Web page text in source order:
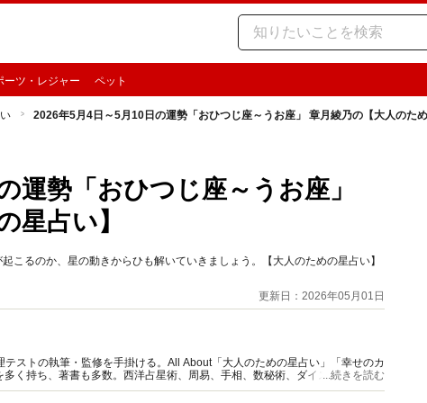
ーツ・レジャー ペット
2026年5月4日～5月10日の運勢「おひつじ座～うお座」 章月綾乃の【大人のため
運勢「おひつじ座～うお座」
星占い】
こるのか、星の動きからひも解いていきましょう。【大人のための星占い】
更新日：2026年05月01日
ストの執筆・監修を手掛ける。All About「大人のための星占い」「幸せのカ
く持ち、著書も多数。西洋占星術、周易、手相、数秘術、ダイスやカード占
め。
...続きを読む